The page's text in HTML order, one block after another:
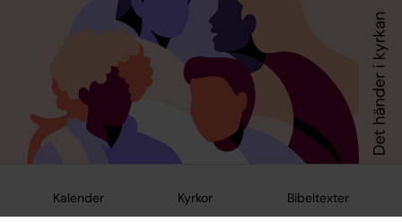
Kalender Kyrkor Bibeltexter